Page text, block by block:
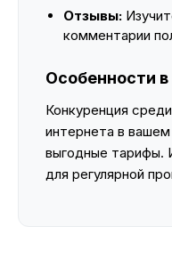
Отзывы:
комментарии
Особенности в
Конкуренция
интернета в
выгодные тарифы.
для регулярной